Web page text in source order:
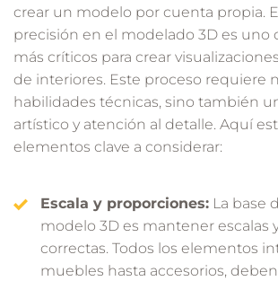
crear un modelo por cuenta propia.
precisión en el modelado 3D es uno
más críticos para crear
de interiores. Este proceso requiere
habilidades técnicas, sino también
artístico y atención al detalle. Aquí
elementos clave a considerar:
Escala y proporciones: La base
modelo 3D es mantener escalas
correctas. Todos los elementos
muebles hasta accesorios,